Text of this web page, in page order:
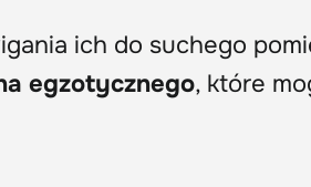
ich do suchego
egzotycznego, które